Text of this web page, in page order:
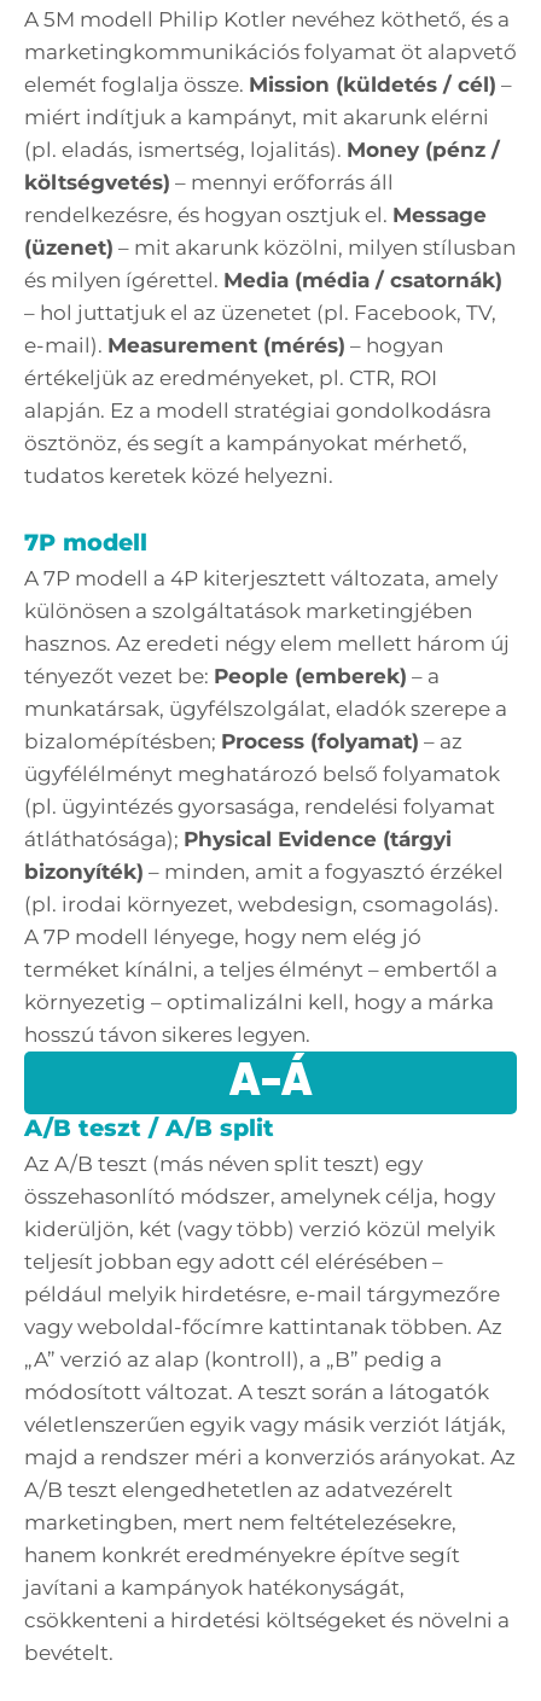
A 5M modell Philip Kotler nevéhez köthető, és a
marketingkommunikációs folyamat öt alapvető
elemét foglalja össze. Mission (küldetés / cél) –
miért indítjuk a kampányt, mit akarunk elérni
(pl. eladás, ismertség, lojalitás). Money (pénz /
költségvetés) – mennyi erőforrás áll
rendelkezésre, és hogyan osztjuk el. Message
(üzenet) – mit akarunk közölni, milyen stílusban
és milyen ígérettel. Media (média / csatornák)
– hol juttatjuk el az üzenetet (pl. Facebook, TV,
e-mail). Measurement (mérés) – hogyan
értékeljük az eredményeket, pl. CTR, ROI
alapján. Ez a modell stratégiai gondolkodásra
ösztönöz, és segít a kampányokat mérhető,
tudatos keretek közé helyezni.
7P modell
A 7P modell a 4P kiterjesztett változata, amely
különösen a szolgáltatások marketingjében
hasznos. Az eredeti négy elem mellett három új
tényezőt vezet be: People (emberek) – a
munkatársak, ügyfélszolgálat, eladók szerepe a
bizalomépítésben; Process (folyamat) – az
ügyfélélményt meghatározó belső folyamatok
(pl. ügyintézés gyorsasága, rendelési folyamat
átláthatósága); Physical Evidence (tárgyi
bizonyíték) – minden, amit a fogyasztó érzékel
(pl. irodai környezet, webdesign, csomagolás).
A 7P modell lényege, hogy nem elég jó
terméket kínálni, a teljes élményt – embertől a
környezetig – optimalizálni kell, hogy a márka
hosszú távon sikeres legyen.
A-Á
A/B teszt / A/B split
Az A/B teszt (más néven split teszt) egy
összehasonlító módszer, amelynek célja, hogy
kiderüljön, két (vagy több) verzió közül melyik
teljesít jobban egy adott cél elérésében –
például melyik hirdetésre, e-mail tárgymezőre
vagy weboldal-főcímre kattintanak többen. Az
„A” verzió az alap (kontroll), a „B” pedig a
módosított változat. A teszt során a látogatók
véletlenszerűen egyik vagy másik verziót látják,
majd a rendszer méri a konverziós arányokat. Az
A/B teszt elengedhetetlen az adatvezérelt
marketingben, mert nem feltételezésekre,
hanem konkrét eredményekre építve segít
javítani a kampányok hatékonyságát,
csökkenteni a hirdetési költségeket és növelni a
bevételt.